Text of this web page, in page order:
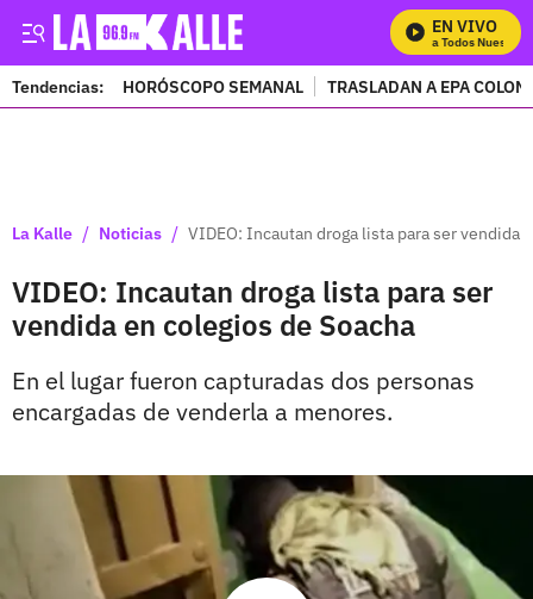
EN VIVO
Mira Todos Nuestros
Tendencias: HORÓSCOPO SEMANAL TRASLADAN A EPA
La Kalle / Noticias / VIDEO: Incautan droga lista para ser vendida
VIDEO: Incautan droga lista para ser
vendida en colegios de Soacha
En el lugar fueron capturadas dos personas
encargadas de venderla a menores.